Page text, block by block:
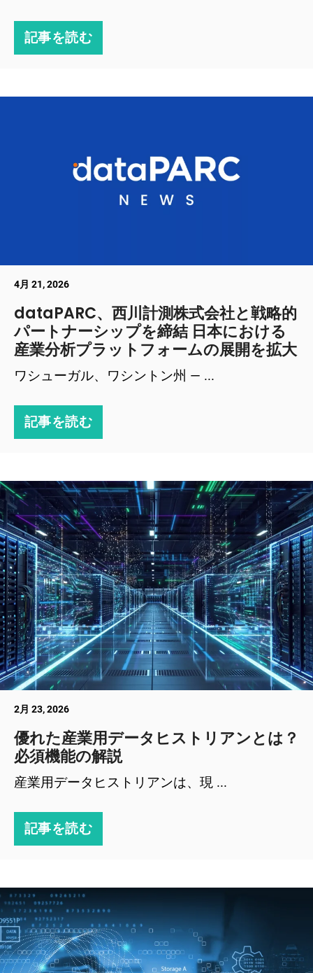
記事を読む
4月 21, 2026
dataPARC、西川計測株式会社と戦略的
パートナーシップを締結 日本における
産業分析プラットフォームの展開を拡大
ワシューガル、ワシントン州 — ...
記事を読む
2月 23, 2026
優れた産業用データヒストリアンとは？
必須機能の解説
産業用データヒストリアンは、現 ...
記事を読む